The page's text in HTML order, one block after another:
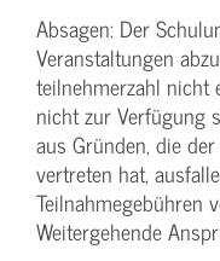
Absagen: Der
Veranstaltungen
teilnehmerzahl nicht
nicht zur Verfügung
aus Gründen, die
vertreten hat,
Teilnahme­gebühren
Weitergehende